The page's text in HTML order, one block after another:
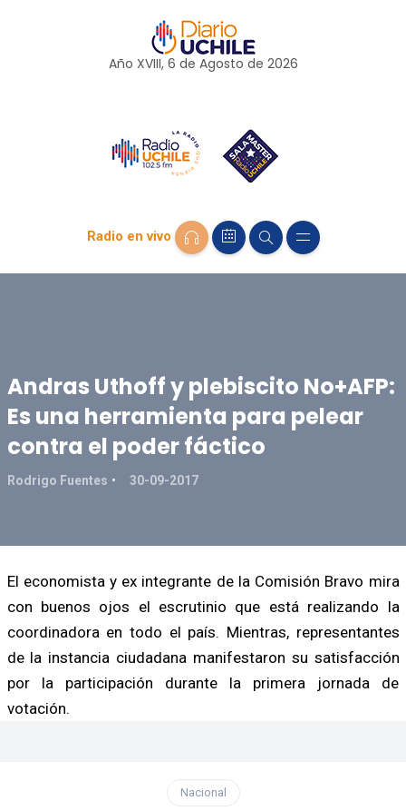
Año XVIII, 6 de Agosto de 2026
Radio en vivo
Andras Uthoff y plebiscito No+AFP:
Es una herramienta para pelear
contra el poder fáctico
Rodrigo Fuentes 30-09-2017
El economista y ex integrante de la Comisión Bravo mira
con buenos ojos el escrutinio que está realizando la
coordinadora en todo el país. Mientras, representantes
de la instancia ciudadana manifestaron su satisfacción
por la participación durante la primera jornada de
votación.
Nacional